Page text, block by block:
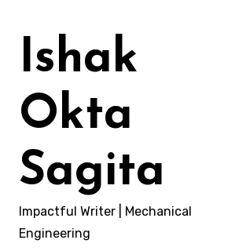
kontenIshak
Okta
Sagita
Impactful Writer | Mechanical
Engineering